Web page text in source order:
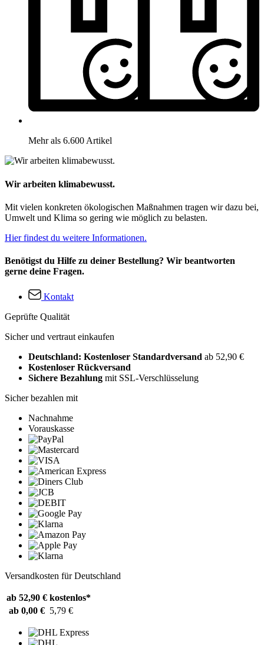
Mehr als 6.600 Artikel
Wir arbeiten klimabewusst.
Mit vielen konkreten ökologischen Maßnahmen tragen wir dazu bei,
Umwelt und Klima so gering wie möglich zu belasten.
Hier findest du weitere Informationen.
Benötigst du Hilfe zu deiner Bestellung? Wir beantworten
gerne deine Fragen.
Kontakt
Geprüfte Qualität
Sicher und vertraut einkaufen
Deutschland: Kostenloser Standardversand ab 52,90 €
Kostenloser Rückversand
Sichere Bezahlung mit SSL-Verschlüsselung
Sicher bezahlen mit
Nachnahme
Vorauskasse
Versandkosten für Deutschland
ab 52,90 € kostenlos*
ab 0,00 € 5,79 €